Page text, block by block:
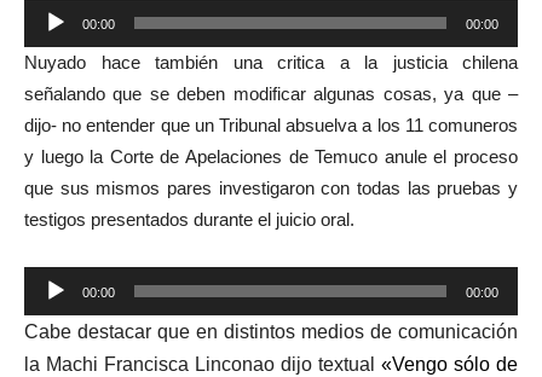
Reproductor
de
audio
00:00 00:00
Nuyado hace también una critica a la justicia chilena
señalando que se deben modificar algunas cosas, ya que –
dijo- no entender que un Tribunal absuelva a los 11 comuneros
y luego la Corte de Apelaciones de Temuco anule el proceso
que sus mismos pares investigaron con todas las pruebas y
testigos presentados durante el juicio oral.
Reproductor
de
audio
00:00 00:00
Cabe destacar que en distintos medios de comunicación
la Machi Francisca Linconao dijo textual «Vengo sólo de